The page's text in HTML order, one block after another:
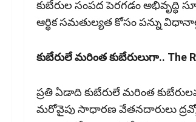
కుబేరుల సంపద పెరగడం
ఆర్థిక సమతుల్యత కోసం పన్ను
కుబేరులే మరింత కుబేరులుగా.. The
ప్రతి ఏడాది కుబేరులే మరింత
మరోవైపు సాధారణ వేతనదారులు